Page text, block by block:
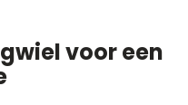
voor een